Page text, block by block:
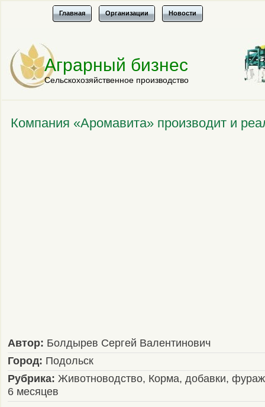
Главная Организации Новости
Аграрный бизнес
Сельскохозяйственное производство
Компания «Аромавита» производит и
Автор: Болдырев Сергей Валентинович
Город: Подольск
Рубрика: Животноводство, Корма, добавки,
6 месяцев